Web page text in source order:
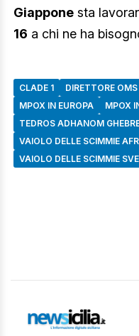
Giappone sta
16 a chi ne ha
CLADE 1 DIRETTORE OMS
MPOX IN EUROPA
MPOX
TEDROS ADHANOM
VAIOLO DELLE SCIMMIE
VAIOLO DELLE SCIMMIE